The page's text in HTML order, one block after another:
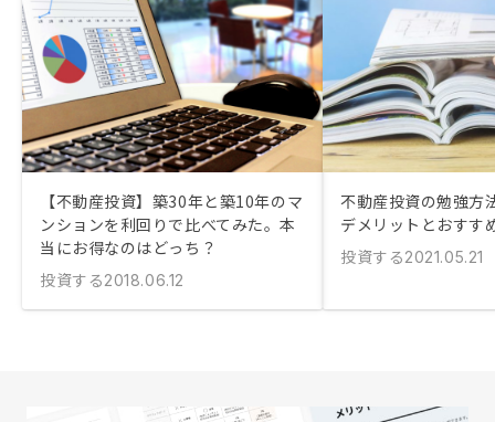
【不動産投資】築30年と築10年のマ
ンションを利回りで比べてみた。本
当にお得なのはどっち？
投資する2018.06.12
不動産投資の勉強方
デメリットとおすす
投資する2021.05.21